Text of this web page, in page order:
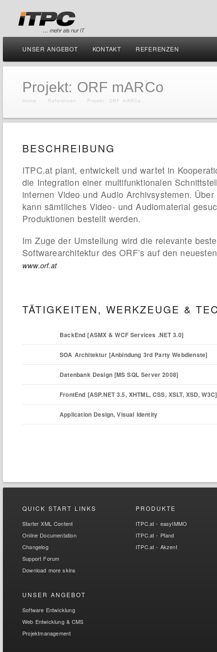
UNSER ANGEBOT KONTAKT REFERENZEN
Projekt: ORF mARCo
Home Referenzen Projekt: ORF mARCo
BESCHREIBUNG
ITPC.at plant, entwickelt und wartet in
die Integration einer multifunktionalen
internen Video und Audio Archivsystemen.
kann sämtliches Video- und Audiomaterial
Produktionen bestellt werden.
Im Zuge der Umstellung wird die relevante
Softwarearchitektur des ORF’s auf den
www.orf.at
TÄTIGKEITEN, WERKZEUGE &
BackEnd [ASMX & WCF Services .NET 3.0]
SOA Architektur [Anbindung 3rd Party Webdienste]
Datenbank Design [MS SQL Server 2008]
FrontEnd [ASP.NET 3.5, XHTML, CSS, XSLT, XSD, W3C]
Application Design, Visual Identity
QUICK START LINKS
Starter XML Content
Online Documentation
Changelog
Support Forum
Download more skins
UNSER ANGEBOT
Software Entwicklung
Web Entwicklung & CMS
Projektmanagement
PRODUKTE
ITPC.at - easyIMMO
ITPC.at - Pfand
ITPC.at - Akzent